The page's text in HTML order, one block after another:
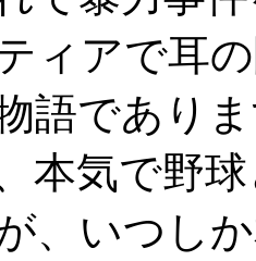
ィアで耳
語であり
本気で野
、いつし